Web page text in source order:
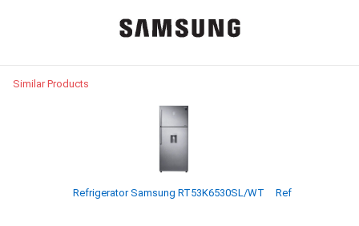
Similar Products
Refrigerator Samsung RT53K6530SL/WT Refrigerator